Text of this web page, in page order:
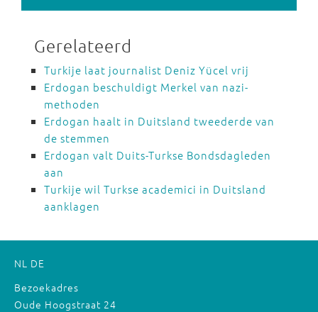
Gerelateerd
Turkije laat journalist Deniz Yücel vrij
Erdogan beschuldigt Merkel van nazi-
methoden
Erdogan haalt in Duitsland tweederde van
de stemmen
Erdogan valt Duits-Turkse Bondsdagleden
aan
Turkije wil Turkse academici in Duitsland
aanklagen
NL DE
Bezoekadres
Oude Hoogstraat 24